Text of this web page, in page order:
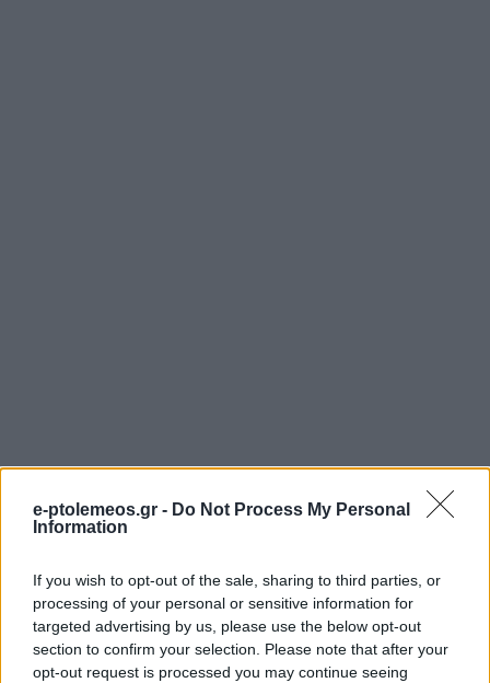
e-ptolemeos.gr - Do Not Process My Personal
Information
If you wish to opt-out of the sale, sharing to third parties, or
processing of your personal or sensitive information for
targeted advertising by us, please use the below opt-out
section to confirm your selection. Please note that after your
opt-out request is processed you may continue seeing